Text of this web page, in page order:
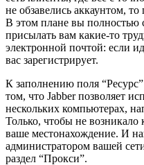
не обзавелись аккаунтом,
В этом плане вы полностью
присылать вам какие-то
электронной почтой: если
вас зарегистрирует.
К заполнению поля
том, что Jabber позволяет
нескольких компьютерах,
Только, чтобы не возникало
ваше местонахождение. И
администратором вашей
раздел “Прокси”.